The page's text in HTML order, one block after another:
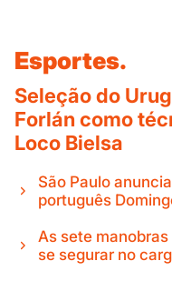
Esportes.
Seleção do
Forlán como
Loco Bielsa
São Paulo
português
As sete
se segurar no